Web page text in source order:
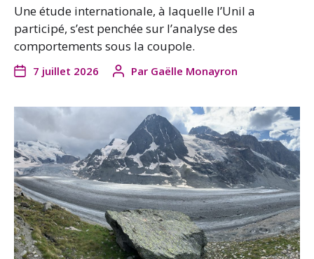
Une étude internationale, à laquelle l’Unil a
participé, s’est penchée sur l’analyse des
comportements sous la coupole.
7 juillet 2026 Par Gaëlle Monayron